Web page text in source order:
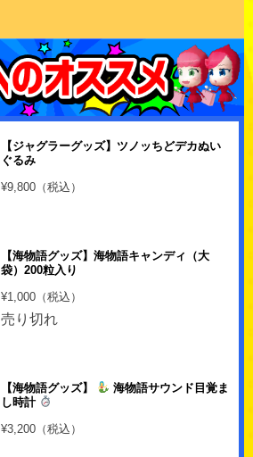
【ジャグラーグッズ】ツノッちどデカぬい
ぐるみ
¥9,800（税込）
【海物語グッズ】海物語キャンディ（大
袋）200粒入り
¥1,000（税込）
売り切れ
【海物語グッズ】
海物語サウンド目覚ま
し時計
¥3,200（税込）